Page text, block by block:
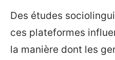
Des études
ces plateformes
la manière dont les